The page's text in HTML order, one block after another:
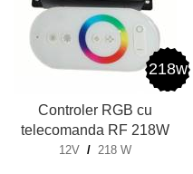
218w
Controler RGB cu
telecomanda RF 218W
12V / 218 W